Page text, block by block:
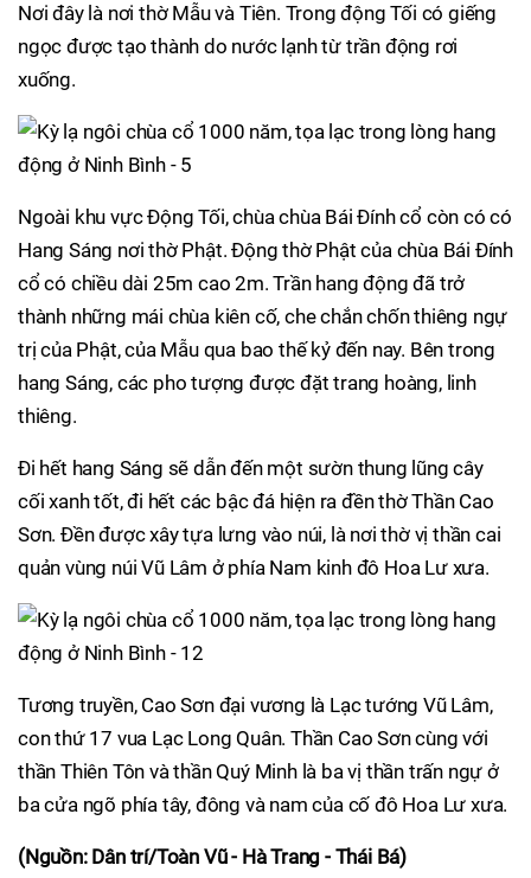
Nơi đây là nơi thờ Mẫu và Tiên. Trong động Tối có giếng
ngọc được tạo thành do nước lạnh từ trần động rơi
xuống.
Ngoài khu vực Động Tối, chùa chùa Bái Đính cổ còn có có
Hang Sáng nơi thờ Phật. Động thờ Phật của chùa Bái Đính
cổ có chiều dài 25m cao 2m. Trần hang động đã trở
thành những mái chùa kiên cố, che chắn chốn thiêng ngự
trị của Phật, của Mẫu qua bao thế kỷ đến nay. Bên trong
hang Sáng, các pho tượng được đặt trang hoàng, linh
thiêng.
Đi hết hang Sáng sẽ dẫn đến một sườn thung lũng cây
cối xanh tốt, đi hết các bậc đá hiện ra đền thờ Thần Cao
Sơn. Đền được xây tựa lưng vào núi, là nơi thờ vị thần cai
quản vùng núi Vũ Lâm ở phía Nam kinh đô Hoa Lư xưa.
Tương truyền, Cao Sơn đại vương là Lạc tướng Vũ Lâm,
con thứ 17 vua Lạc Long Quân. Thần Cao Sơn cùng với
thần Thiên Tôn và thần Quý Minh là ba vị thần trấn ngự ở
ba cửa ngõ phía tây, đông và nam của cố đô Hoa Lư xưa.
(Nguồn: Dân trí/Toàn Vũ - Hà Trang - Thái Bá)